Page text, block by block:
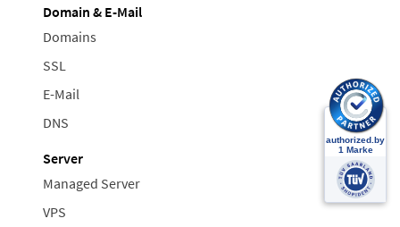
Domain & E-Mail
Domains
SSL
E-Mail
DNS
Server
Managed Server
VPS